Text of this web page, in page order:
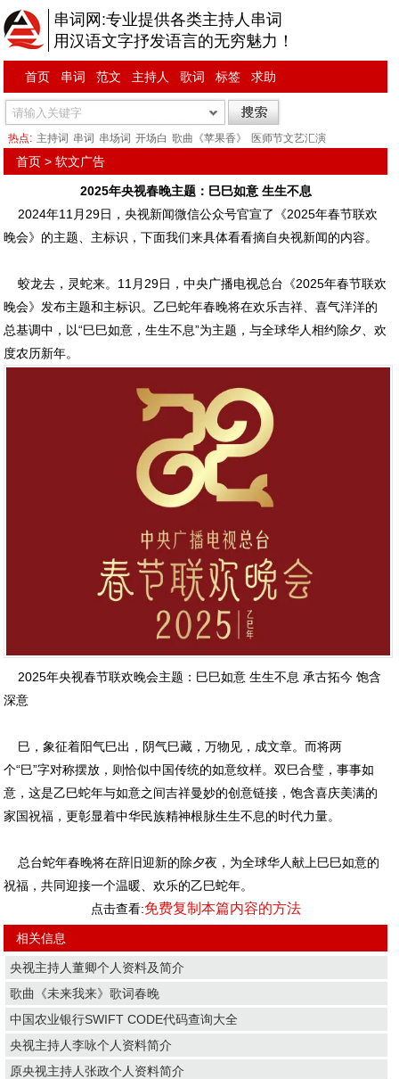
串词网:专业提供各类主持人串词
用汉语文字抒发语言的无穷魅力！
首页 串词 范文 主持人 歌词 标签 求助
热点: 主持词 串词 串场词 开场白 歌曲《苹果香》 医师节文艺汇演
首页 >软文广告
2025年央视春晚主题：巳巳如意 生生不息
2024年11月29日，央视新闻微信公众号官宣了《2025年春节联欢
晚会》的主题、主标识，下面我们来具体看看摘自央视新闻的内容。
蛟龙去，灵蛇来。11月29日，中央广播电视总台《2025年春节联欢
晚会》发布主题和主标识。乙巳蛇年春晚将在欢乐吉祥、喜气洋洋的
总基调中，以“巳巳如意，生生不息”为主题，与全球华人相约除夕、欢
度农历新年。
2025年央视春节联欢晚会主题：巳巳如意 生生不息 承古拓今 饱含
深意
巳，象征着阳气巳出，阴气巳藏，万物见，成文章。而将两
个“巳”字对称摆放，则恰似中国传统的如意纹样。双巳合璧，事事如
意，这是乙巳蛇年与如意之间吉祥曼妙的创意链接，饱含喜庆美满的
家国祝福，更彰显着中华民族精神根脉生生不息的时代力量。
总台蛇年春晚将在辞旧迎新的除夕夜，为全球华人献上巳巳如意的
祝福，共同迎接一个温暖、欢乐的乙巳蛇年。
点击查看:免费复制本篇内容的方法
相关信息
央视主持人董卿个人资料及简介
歌曲《未来我来》歌词春晚
中国农业银行SWIFT CODE代码查询大全
央视主持人李咏个人资料简介
原央视主持人张政个人资料简介